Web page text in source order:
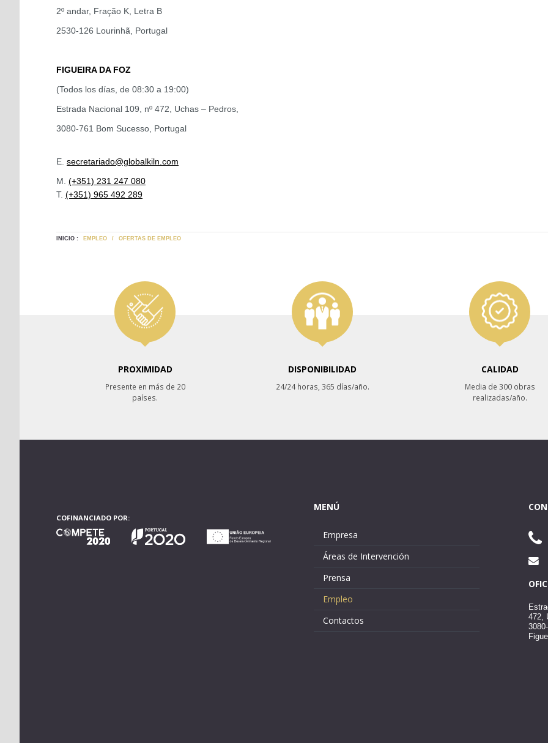
2º andar, Fração K, Letra B
2530-126 Lourinhã, Portugal
FIGUEIRA DA FOZ
(Todos los días, de 08:30 a 19:00)
Estrada Nacional 109, nº 472, Uchas – Pedros,
3080-761 Bom Sucesso, Portugal
E. secretariado@globalkiln.com
M. (+351) 231 247 080
T. (+351) 965 492 289
INICIO : EMPLEO / OFERTAS DE EMPLEO
PROXIMIDAD
Presente en más de 20
países.
DISPONIBILIDAD
24/24 horas, 365 días/año.
CALIDAD
Media de 300 obras
realizadas/año.
COFINANCIADO POR:
MENÚ
Empresa
Áreas de Intervención
Prensa
Empleo
Contactos
472,